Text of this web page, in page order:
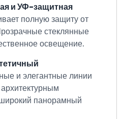
и УФ-защитная
полную защиту от
стеклянные
освещение.
и элегантные линии
панорамный